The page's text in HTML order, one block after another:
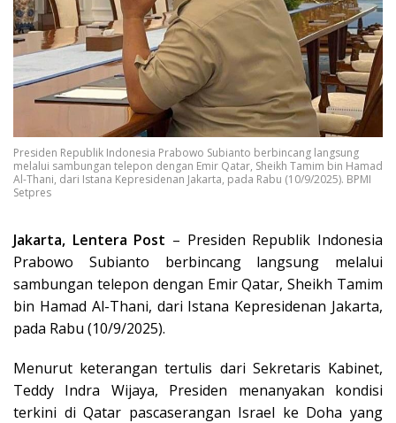
Presiden Republik Indonesia Prabowo Subianto berbincang langsung
melalui sambungan telepon dengan Emir Qatar, Sheikh Tamim bin Hamad
Al-Thani, dari Istana Kepresidenan Jakarta, pada Rabu (10/9/2025). BPMI
Setpres
Jakarta, Lentera Post – Presiden Republik Indonesia
Prabowo Subianto berbincang langsung melalui
sambungan telepon dengan Emir Qatar, Sheikh Tamim
bin Hamad Al-Thani, dari Istana Kepresidenan Jakarta,
pada Rabu (10/9/2025).
Menurut keterangan tertulis dari Sekretaris Kabinet,
Teddy Indra Wijaya, Presiden menanyakan kondisi
terkini di Qatar pascaserangan Israel ke Doha yang